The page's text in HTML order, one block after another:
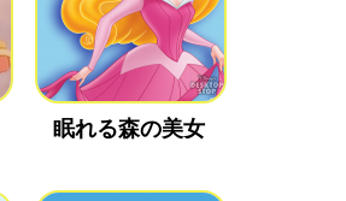
眠れる森の美女